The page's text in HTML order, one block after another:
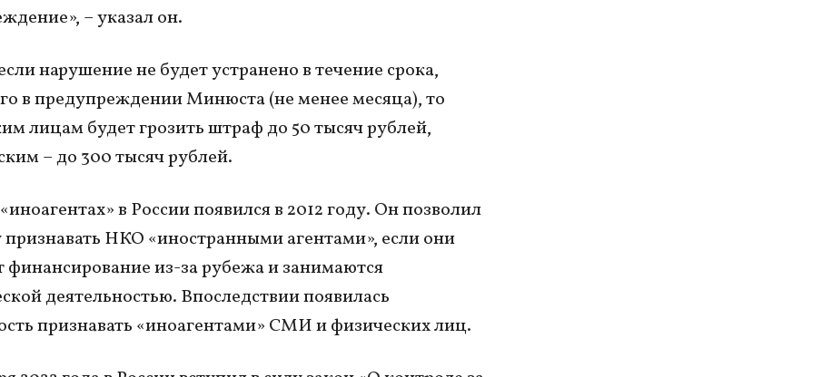
– указал он.
нарушение не будет устранено в течение срока,
в предупреждении Минюста (не менее месяца), то
лицам будет грозить штраф до 50 тысяч рублей,
– до 300 тысяч рублей.
в России появился в 2012 году. Он позволил
НКО «иностранными агентами», если они
финансирование из-за рубежа и занимаются
деятельностью. Впоследствии появилась
признавать «иноагентами» СМИ и физических лиц.